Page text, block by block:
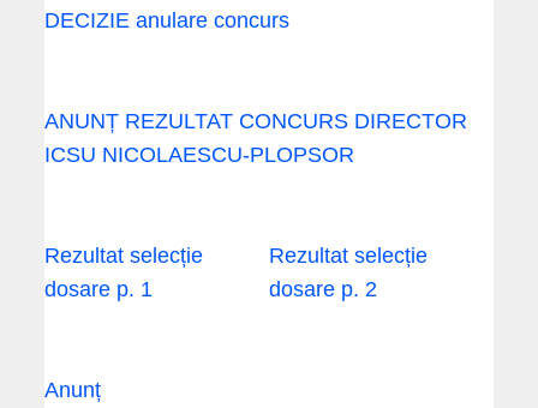
DECIZIE anulare concurs
ANUNȚ REZULTAT CONCURS DIRECTOR
ICSU NICOLAESCU-PLOPSOR
Rezultat selecție
dosare p. 1
Rezultat selecție
dosare p. 2
Anunț